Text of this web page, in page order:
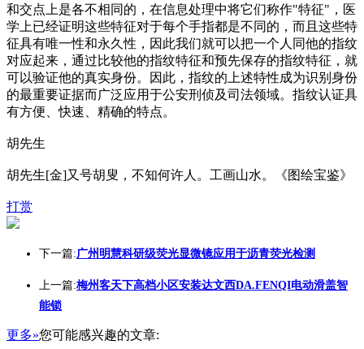
和交点上是各不相同的，在信息处理中将它们称作"特征"，医
学上已经证明这些特征对于每个手指都是不同的，而且这些特
征具有唯一性和永久性，因此我们就可以把一个人同他的指纹
对应起来，通过比较他的指纹特征和预先保存的指纹特征，就
可以验证他的真实身份。因此，指纹的上述特性成为识别身份
的最重要证据而广泛应用于公安刑侦及司法领域。指纹认证具
有方便、快速、精确的特点。
胡先生
胡先生[金]又号胡叟，不知何许人。工画山水。《图绘宝鉴》
打赏
下一篇:广州明慧科研级荧光显微镜应用于沥青荧光检测
上一篇:梅州客天下高档小区安装达文西DA.FENQI电动滑盖智
能锁
更多»您可能感兴趣的文章: